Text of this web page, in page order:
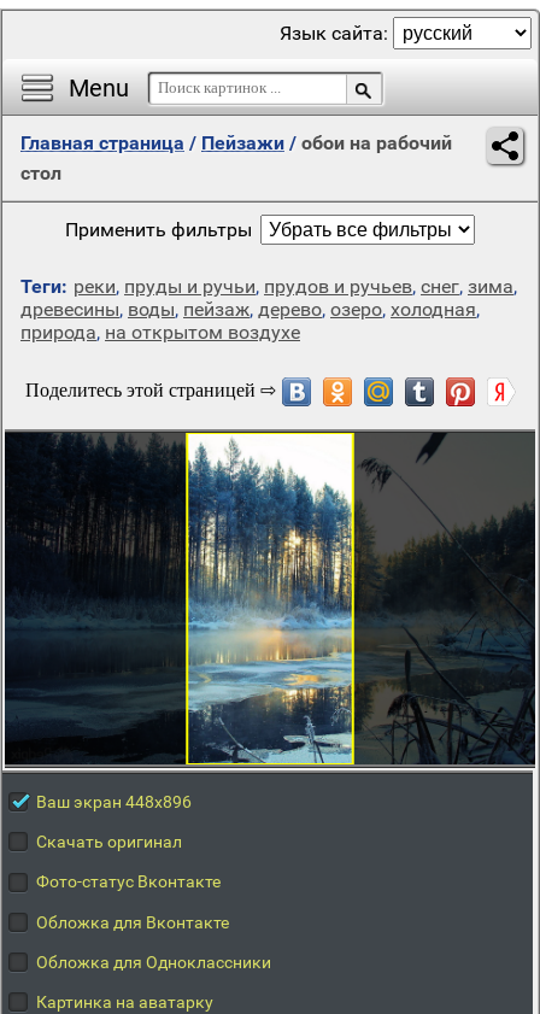
Menu
Язык сайта:
Главная страница / Пейзажи / обои на рабочий
стол
Применить фильтры
Теги: реки, пруды и ручьи, прудов и ручьев, снег, зима,
древесины, воды, пейзаж, дерево, озеро, холодная,
природа, на открытом воздухе
Ваш экран 448x896
Скачать оригинал
Фото-статус Вконтакте
Обложка для Вконтакте
Обложка для Одноклассники
Картинка на аватарку